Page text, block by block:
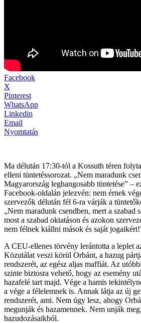
Facebook
X
Pinterest
WhatsApp
Linkedin
Email
Nyomtatás
Ma délután 17:30-tól a Kossuth téren
elleni tüntetéssorozat. „Nem maradunk
Magyarország leghangosabb tüntetése” –
Facebook-oldalán jelezvén: nem érnek
szervezők délután fél 6-ra várják a
„Nem maradunk csendben, mert a szabad
most a szabad oktatáson és azokon
nem félnek kiállni mások és saját
A CEU-ellenes törvény lerántotta a leplet
Közutálat veszi körül Orbánt, a hazug
rendszerét, az egész aljas maffiát. Az
szinte biztosra vehető, hogy az esemény
hazafelé tart majd. Vége a hamis
a vége a félelemnek is. Annak látja az új
rendszerét, ami. Nem úgy lesz, ahogy
megunják és hazamennek. Nem unják
hazudozásaikból.